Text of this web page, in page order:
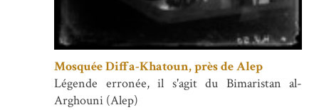
Mosquée Diffa-Khatoun, près de Alep
Légende erronée, il s'agit du Bimaristan al-
Arghouni (Alep)